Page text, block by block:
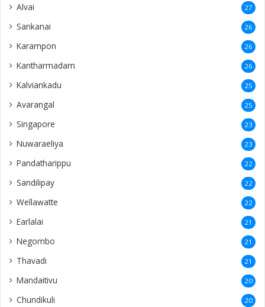
Alvai 27
Sankanai 26
Karampon 26
Kantharmadam 26
Kalviankadu 25
Avarangal 25
Singapore 23
Nuwaraeliya 23
Pandatharippu 22
Sandilipay 22
Wellawatte 22
Earlalai 21
Negombo 21
Thavadi 21
Mandaitivu 20
Chundikuli 20